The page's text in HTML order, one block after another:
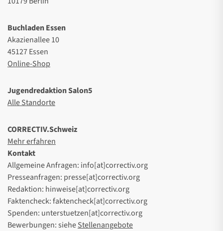
Buchladen Essen
Akazienallee 10
45127 Essen
Online-Shop
Jugendredaktion Salon5
Alle Standorte
CORRECTIV.Schweiz
Mehr erfahren
Kontakt
Allgemeine Anfragen: info[at]correctiv.org
Presseanfragen: presse[at]correctiv.org
Redaktion: hinweise[at]correctiv.org
Faktencheck: faktencheck[at]correctiv.org
Spenden: unterstuetzen[at]correctiv.org
Bewerbungen: sieheStellenangebote